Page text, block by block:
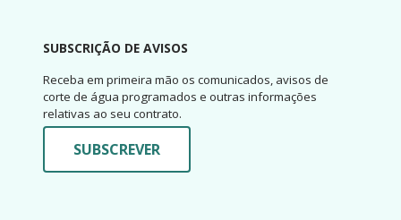
SUBSCRIÇÃO DE AVISOS
Receba em primeira mão os comunicados, avisos de
corte de água programados e outras informações
relativas ao seu contrato.
SUBSCREVER